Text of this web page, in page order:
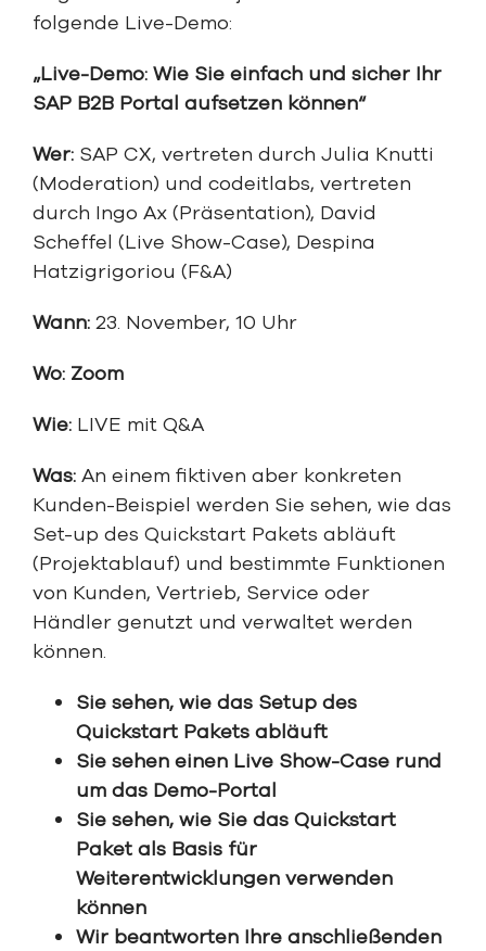
folgende Live-Demo:
„Live-Demo: Wie Sie einfach und sicher Ihr
SAP B2B Portal aufsetzen können“
Wer: SAP CX, vertreten durch Julia Knutti
(Moderation) und codeitlabs, vertreten
durch Ingo Ax (Präsentation), David
Scheffel (Live Show-Case), Despina
Hatzigrigoriou (F&A)
Wann:23. November, 10 Uhr
Wo: Zoom
Wie:LIVE mit Q&A
Was: An einem fiktiven aber konkreten
Kunden-Beispiel werden Sie sehen, wie das
Set-up des Quickstart Pakets abläuft
(Projektablauf) und bestimmte Funktionen
von Kunden, Vertrieb, Service oder
Händler genutzt und verwaltet werden
können.
Sie sehen, wie das Setup des
Quickstart Pakets abläuft
Sie sehen einen Live Show-Case rund
um das Demo-Portal
Sie sehen, wie Sie das Quickstart
Paket als Basis für
Weiterentwicklungen verwenden
können
Wir beantworten Ihre anschließenden